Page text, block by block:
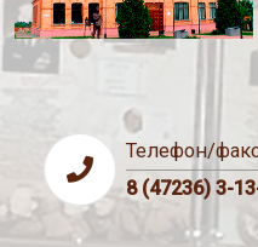
Телефон/
8 (47236) 3-